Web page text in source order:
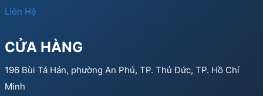
Liên Hệ
CỬA HÀNG
196 Bùi Tá Hán, phường An Phú, TP. Thủ Đức, TP. Hồ Chí
Minh